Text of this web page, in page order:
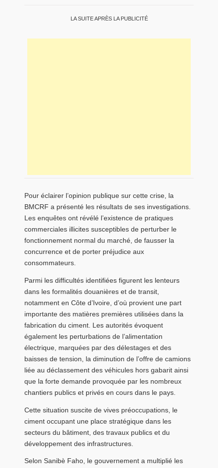
LA SUITE APRÈS LA PUBLICITÉ
Pour éclairer l’opinion publique sur cette crise, la
BMCRF a présenté les résultats de ses investigations.
Les enquêtes ont révélé l’existence de pratiques
commerciales illicites susceptibles de perturber le
fonctionnement normal du marché, de fausser la
concurrence et de porter préjudice aux
consommateurs.
Parmi les difficultés identifiées figurent les lenteurs
dans les formalités douanières et de transit,
notamment en Côte d’Ivoire, d’où provient une part
importante des matières premières utilisées dans la
fabrication du ciment. Les autorités évoquent
également les perturbations de l’alimentation
électrique, marquées par des délestages et des
baisses de tension, la diminution de l’offre de camions
liée au déclassement des véhicules hors gabarit ainsi
que la forte demande provoquée par les nombreux
chantiers publics et privés en cours dans le pays.
Cette situation suscite de vives préoccupations, le
ciment occupant une place stratégique dans les
secteurs du bâtiment, des travaux publics et du
développement des infrastructures.
Selon Sanibè Faho, le gouvernement a multiplié les